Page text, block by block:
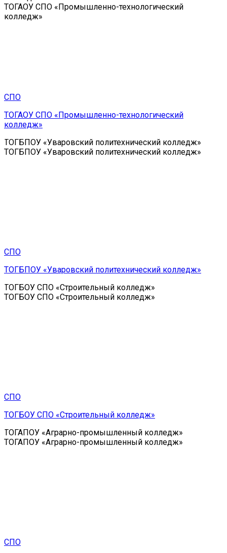
ТОГАОУ СПО «Промышленно-технологический
колледж»
СПО
ТОГАОУ СПО «Промышленно-технологический
колледж»
ТОГБПОУ «Уваровский политехнический колледж»
ТОГБПОУ «Уваровский политехнический колледж»
СПО
ТОГБПОУ «Уваровский политехнический колледж»
ТОГБОУ СПО «Строительный колледж»
ТОГБОУ СПО «Строительный колледж»
СПО
ТОГБОУ СПО «Строительный колледж»
ТОГАПОУ «Аграрно-промышленный колледж»
ТОГАПОУ «Аграрно-промышленный колледж»
СПО